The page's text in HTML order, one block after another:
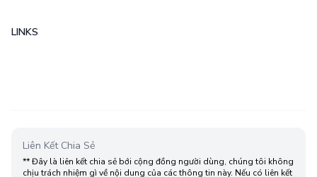
LINKS
Liên Kết Chia Sẻ
** Đây là liên kết chia sẻ bới cộng đồng người dùng, chúng tôi không
chịu trách nhiệm gì về nội dung của các thông tin này. Nếu có liên kết